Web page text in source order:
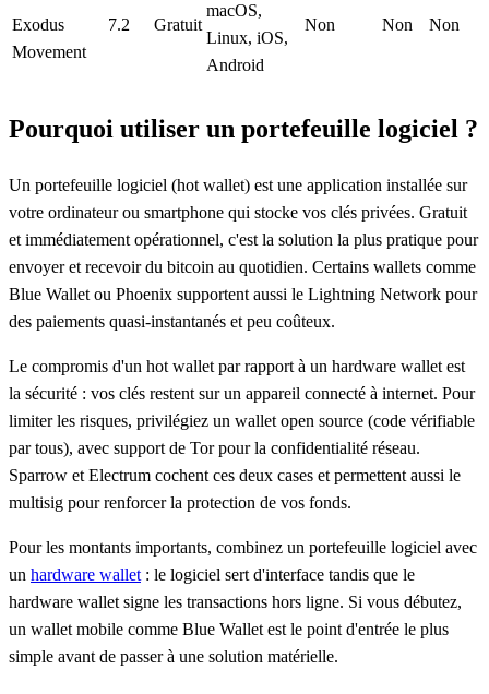
Exodus
Movement
7.2 Gratuit
macOS,
Linux, iOS,
Android
Non Non Non
Pourquoi utiliser un portefeuille logiciel ?
Un portefeuille logiciel (hot wallet) est une application installée sur
votre ordinateur ou smartphone qui stocke vos clés privées. Gratuit
et immédiatement opérationnel, c'est la solution la plus pratique pour
envoyer et recevoir du bitcoin au quotidien. Certains wallets comme
Blue Wallet ou Phoenix supportent aussi le Lightning Network pour
des paiements quasi-instantanés et peu coûteux.
Le compromis d'un hot wallet par rapport à un hardware wallet est
la sécurité : vos clés restent sur un appareil connecté à internet. Pour
limiter les risques, privilégiez un wallet open source (code vérifiable
par tous), avec support de Tor pour la confidentialité réseau.
Sparrow et Electrum cochent ces deux cases et permettent aussi le
multisig pour renforcer la protection de vos fonds.
Pour les montants importants, combinez un portefeuille logiciel avec
un hardware wallet : le logiciel sert d'interface tandis que le
hardware wallet signe les transactions hors ligne. Si vous débutez,
un wallet mobile comme Blue Wallet est le point d'entrée le plus
simple avant de passer à une solution matérielle.